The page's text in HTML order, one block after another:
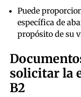
Puede
específica de
propósito de su
solicitar la
B2